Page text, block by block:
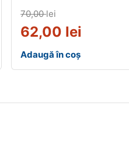
70,00lei
62,00 lei
Adaugă în coș